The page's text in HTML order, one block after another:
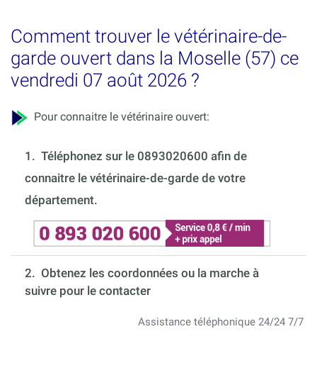
Comment trouver le vétérinaire-de-
garde ouvert dans la Moselle (57) ce
vendredi 07 août 2026 ?
Pour connaitre le vétérinaire ouvert:
1. Téléphonez sur le 0893020600 afin de
connaitre le vétérinaire-de-garde de votre
département.
2. Obtenez les coordonnées ou la marche à
suivre pour le contacter
Assistance téléphonique 24/24 7/7